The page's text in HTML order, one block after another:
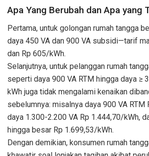
Apa Yang Berubah dan Apa yang
Pertama, untuk golongan rumah tangga
daya 450 VA dan 900 VA subsidi—tarif
dan Rp 605/kWh.
Selanjutnya, untuk pelanggan rumah
seperti daya 900 VA RTM hingga daya ≥
kWh juga tidak mengalami kenaikan
sebelumnya: misalnya daya 900 VA RTM
daya 1.300-2.200 VA Rp 1.444,70/kWh,
hingga besar Rp 1.699,53/kWh.
Dengan demikian, konsumen rumah